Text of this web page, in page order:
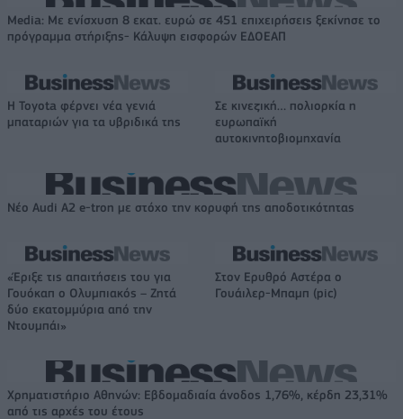
Media: Με ενίσχυση 8 εκατ. ευρώ σε 451 επιχειρήσεις ξεκίνησε το
πρόγραμμα στήριξης- Κάλυψη εισφορών ΕΔΟΕΑΠ
Η Toyota φέρνει νέα γενιά
μπαταριών για τα υβριδικά της
Σε κινεζική… πολιορκία η
ευρωπαϊκή
αυτοκινητοβιομηχανία
Νέο Audi A2 e-tron με στόχο την κορυφή της αποδοτικότητας
«Έριξε τις απαιτήσεις του για
Γουόκαπ ο Ολυμπιακός – Ζητά
δύο εκατομμύρια από την
Ντουμπάι»
Στον Ερυθρό Αστέρα ο
Γουάιλερ-Μπαμπ (pic)
Χρηματιστήριο Αθηνών: Εβδομαδιαία άνοδος 1,76%, κέρδη 23,31%
από τις αρχές του έτους